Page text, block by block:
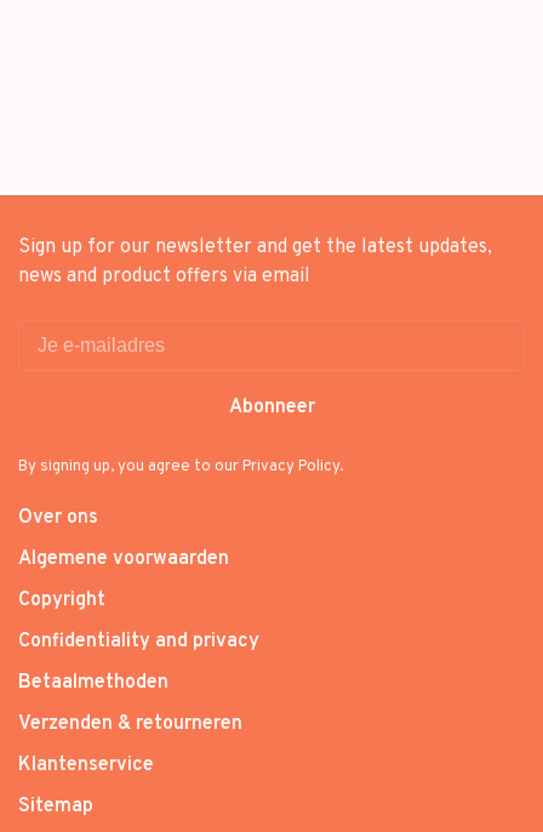
Sign up for our newsletter and get the latest updates,
news and product offers via email
Abonneer
By signing up, you agree to our Privacy Policy.
Over ons
Algemene voorwaarden
Copyright
Confidentiality and privacy
Betaalmethoden
Verzenden & retourneren
Klantenservice
Sitemap